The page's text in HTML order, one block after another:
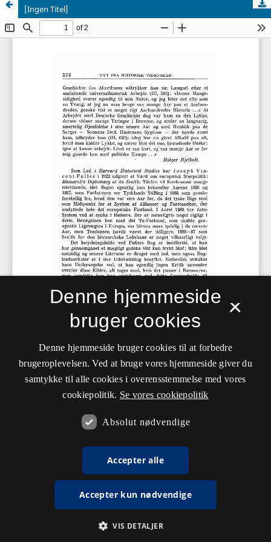
[Ingen Titel]
×
Denne hjemmeside
bruger cookies
Denne hjemmeside bruger cookies til at forbedre
brugeroplevelsen. Ved at bruge vores hjemmeside giver du
samtykke til alle cookies i overensstemmelse med vores
cookiepolitik. Se vores cookiepolitik
Absolut nødvendige
Accepter alle
Accepter kun nødvendige
VIS DETALJER